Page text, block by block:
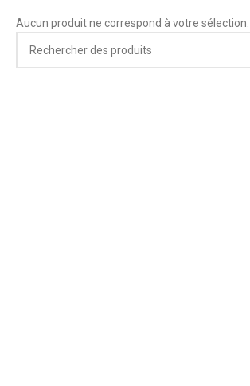
Aucun produit ne correspond à votre sélection.